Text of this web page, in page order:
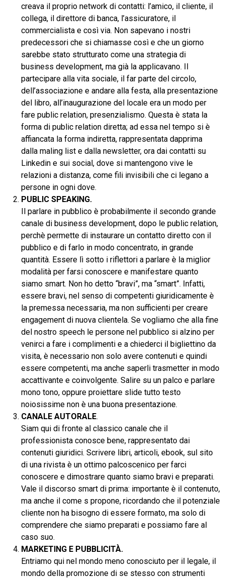
creava il proprio network di contatti: l’amico, il cliente, il
collega, il direttore di banca, l’assicuratore, il
commercialista e così via. Non sapevano i nostri
predecessori che si chiamasse così e che un giorno
sarebbe stato strutturato come una strategia di
business development, ma già la applicavano. Il
partecipare alla vita sociale, il far parte del circolo,
dell’associazione e andare alla festa, alla presentazione
del libro, all’inaugurazione del locale era un modo per
fare public relation, presenzialismo. Questa è stata la
forma di public relation diretta; ad essa nel tempo si è
affiancata la forma indiretta, rappresentata dapprima
dalla maling list e dalla newsletter, ora dai contatti su
Linkedin e sui social, dove si mantengono vive le
relazioni a distanza, come fili invisibili che ci legano a
persone in ogni dove.
PUBLIC SPEAKING.
Il parlare in pubblico è probabilmente il secondo grande
canale di business development, dopo le public relation,
perchè permette di instaurare un contatto diretto con il
pubblico e di farlo in modo concentrato, in grande
quantità. Essere lì sotto i riflettori a parlare è la miglior
modalità per farsi conoscere e manifestare quanto
siamo smart. Non ho detto “bravi”, ma “smart”. Infatti,
essere bravi, nel senso di competenti giuridicamente è
la premessa necessaria, ma non sufficienti per creare
engagement di nuova clientela. Se vogliamo che alla fine
del nostro speech le persone nel pubblico si alzino per
venirci a fare i complimenti e a chiederci il bigliettino da
visita, è necessario non solo avere contenuti e quindi
essere competenti, ma anche saperli trasmetter in modo
accattivante e coinvolgente. Salire su un palco e parlare
mono tono, oppure proiettare slide tutto testo
noiosissime non è una buona presentazione.
CANALE AUTORALE.
Siam qui di fronte al classico canale che il
professionista conosce bene, rappresentato dai
contenuti giuridici. Scrivere libri, articoli, ebook, sul sito
di una rivista è un ottimo palcoscenico per farci
conoscere e dimostrare quanto siamo bravi e preparati.
Vale il discorso smart di prima: importante è il contenuto,
ma anche il come s propone, ricordando che il potenziale
cliente non ha bisogno di essere formato, ma solo di
comprendere che siamo preparati e possiamo fare al
caso suo.
MARKETING E PUBBLICITÀ.
Entriamo qui nel mondo meno conosciuto per il legale, il
mondo della promozione di se stesso con strumenti